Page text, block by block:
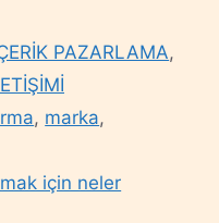
PAZARLAMA,
, marka,
için neler